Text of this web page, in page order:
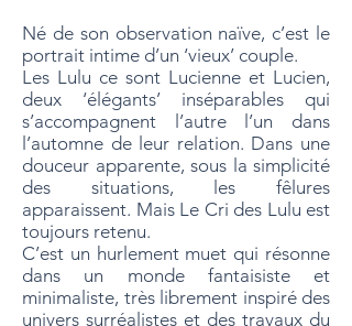
Né de son observation naïve, c’est le
portrait intime d’un ‘vieux’ couple.
Les Lulu ce sont Lucienne et Lucien,
deux ‘élégants’ inséparables qui
s’accompagnent l’autre l’un dans
l’automne de leur relation. Dans une
douceur apparente, sous la simplicité
des situations, les fêlures
apparaissent. Mais Le Cri des Lulu est
toujours retenu.
C’est un hurlement muet qui résonne
dans un monde fantaisiste et
minimaliste, très librement inspiré des
univers surréalistes et des travaux du